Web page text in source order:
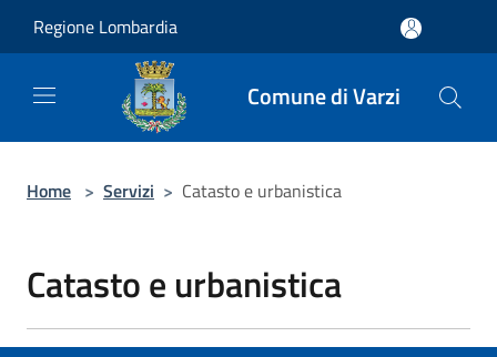
Regione Lombardia
Comune di Varzi
Home > Servizi > Catasto e urbanistica
Catasto e urbanistica